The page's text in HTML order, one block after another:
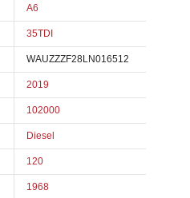
A6
35TDI
WAUZZZF28LN016512
2019
102000
Diesel
120
1968